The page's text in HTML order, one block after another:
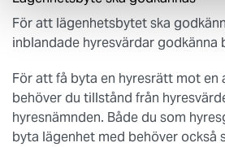
För att lägenhetsbytet ska
inblandade hyresvärdar godkänna
För att få byta en hyresrätt mot en
behöver du tillstånd från
hyresnämnden. Både du som
byta lägenhet med behöver också